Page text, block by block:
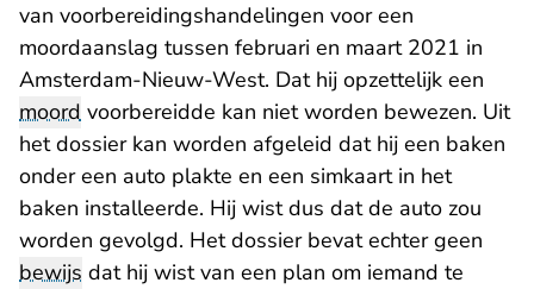
van voorbereidingshandelingen voor een
moordaanslag tussen februari en maart 2021 in
Amsterdam-Nieuw-West. Dat hij opzettelijk een
moord voorbereidde kan niet worden bewezen. Uit
het dossier kan worden afgeleid dat hij een baken
onder een auto plakte en een simkaart in het
baken installeerde. Hij wist dus dat de auto zou
worden gevolgd. Het dossier bevat echter geen
bewijs dat hij wist van een plan om iemand te